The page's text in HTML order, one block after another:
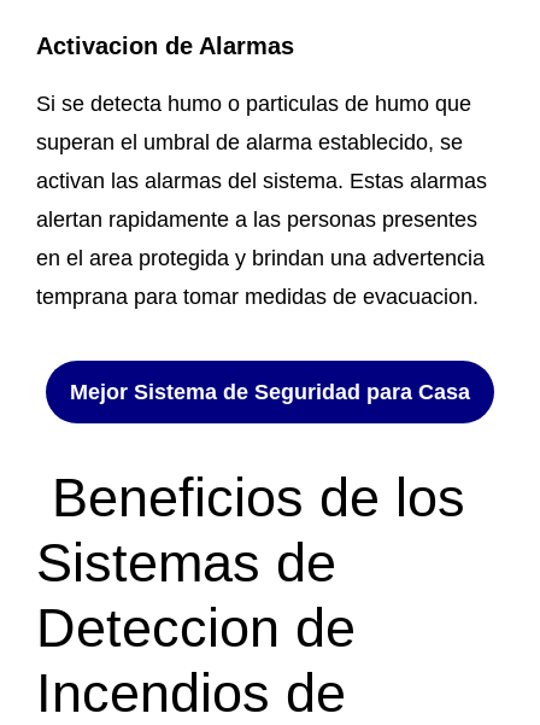
Activacion de Alarmas
Si se detecta humo o particulas de humo que
superan el umbral de alarma establecido, se
activan las alarmas del sistema. Estas alarmas
alertan rapidamente a las personas presentes
en el area protegida y brindan una advertencia
temprana para tomar medidas de evacuacion.
Mejor Sistema de Seguridad para Casa
Beneficios de los
Sistemas de
Deteccion de
Incendios de